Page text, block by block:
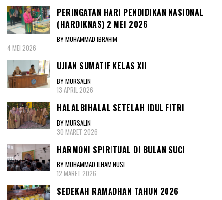
PERINGATAN HARI PENDIDIKAN NASIONAL
(HARDIKNAS) 2 MEI 2026
BY MUHAMMAD IBRAHIM
4 MEI 2026
UJIAN SUMATIF KELAS XII
BY MURSALIN
13 APRIL 2026
HALALBIHALAL SETELAH IDUL FITRI
BY MURSALIN
30 MARET 2026
HARMONI SPIRITUAL DI BULAN SUCI
BY MUHAMMAD ILHAM NUSI
12 MARET 2026
SEDEKAH RAMADHAN TAHUN 2026